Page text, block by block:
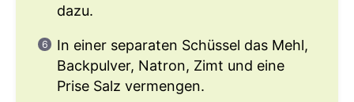
dazu.
In einer separaten Schüssel das Mehl,
Backpulver, Natron, Zimt und eine
Prise Salz vermengen.